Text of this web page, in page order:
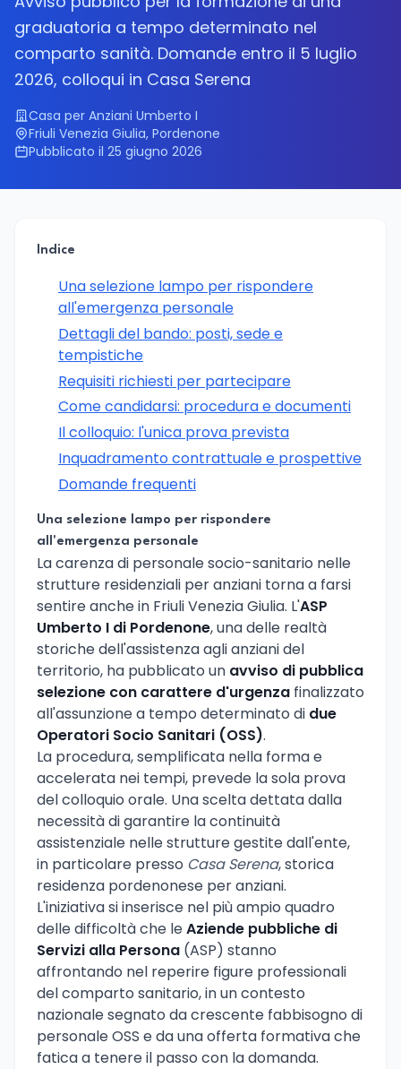
graduatoria a tempo determinato nel
comparto sanità. Domande entro il 5 luglio
2026, colloqui in Casa Serena
Casa per Anziani Umberto I
Friuli Venezia Giulia, Pordenone
Pubblicato il 25 giugno 2026
Indice
Una selezione lampo per rispondere
all'emergenza personale
Dettagli del bando: posti, sede e
tempistiche
Requisiti richiesti per partecipare
Come candidarsi: procedura e documenti
Il colloquio: l'unica prova prevista
Inquadramento contrattuale e prospettive
Domande frequenti
Una selezione lampo per rispondere
all'emergenza personale
La carenza di personale socio-sanitario nelle
strutture residenziali per anziani torna a farsi
sentire anche in Friuli Venezia Giulia. L'ASP
Umberto I di Pordenone, una delle realtà
storiche dell'assistenza agli anziani del
territorio, ha pubblicato un avviso di pubblica
selezione con carattere d'urgenza finalizzato
all'assunzione a tempo determinato di due
Operatori Socio Sanitari (OSS).
La procedura, semplificata nella forma e
accelerata nei tempi, prevede la sola prova
del colloquio orale. Una scelta dettata dalla
necessità di garantire la continuità
assistenziale nelle strutture gestite dall'ente,
in particolare presso Casa Serena, storica
residenza pordenonese per anziani.
L'iniziativa si inserisce nel più ampio quadro
delle difficoltà che leAziende pubbliche di
Servizi alla Persona (ASP) stanno
affrontando nel reperire figure professionali
del comparto sanitario, in un contesto
nazionale segnato da crescente fabbisogno di
personale OSS e da una offerta formativa che
fatica a tenere il passo con la domanda.